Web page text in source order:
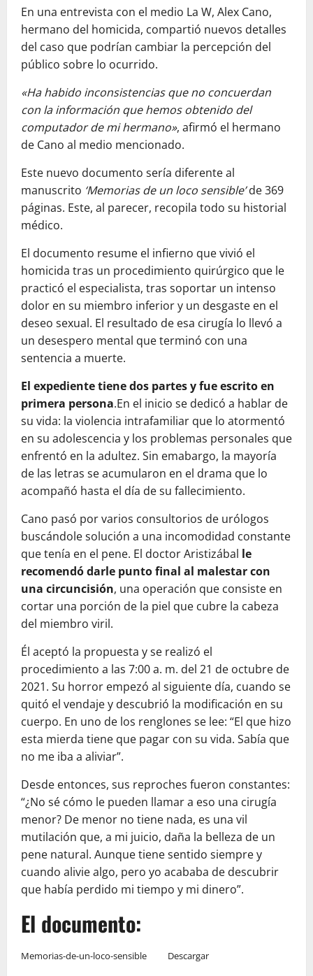
En una entrevista con el medio La W, Alex Cano,
hermano del homicida, compartió nuevos detalles
del caso que podrían cambiar la percepción del
público sobre lo ocurrido.
«Ha habido inconsistencias que no concuerdan
con la información que hemos obtenido del
computador de mi hermano», afirmó el hermano
de Cano al medio mencionado.
Este nuevo documento sería diferente al
manuscrito ‘Memorias de un loco sensible’de 369
páginas. Este, al parecer, recopila todo su historial
médico.
El documento resume el infierno que vivió el
homicida tras un procedimiento quirúrgico que le
practicó el especialista, tras soportar un intenso
dolor en su miembro inferior y un desgaste en el
deseo sexual. El resultado de esa cirugía lo llevó a
un desespero mental que terminó con una
sentencia a muerte.
El expediente tiene dos partes y fue escrito en
primera persona.En el inicio se dedicó a hablar de
su vida: la violencia intrafamiliar que lo atormentó
en su adolescencia y los problemas personales que
enfrentó en la adultez. Sin emabargo, la mayoría
de las letras se acumularon en el drama que lo
acompañó hasta el día de su fallecimiento.
Cano pasó por varios consultorios de urólogos
buscándole solución a una incomodidad constante
que tenía en el pene. El doctor Aristizábal le
recomendó darle punto final al malestar con
una circuncisión, una operación que consiste en
cortar una porción de la piel que cubre la cabeza
del miembro viril.
Él aceptó la propuesta y se realizó el
procedimiento a las 7:00 a. m. del 21 de octubre de
2021. Su horror empezó al siguiente día, cuando se
quitó el vendaje y descubrió la modificación en su
cuerpo. En uno de los renglones se lee: “El que hizo
esta mierda tiene que pagar con su vida. Sabía que
no me iba a aliviar”.
Desde entonces, sus reproches fueron constantes:
“¿No sé cómo le pueden llamar a eso una cirugía
menor? De menor no tiene nada, es una vil
mutilación que, a mi juicio, daña la belleza de un
pene natural. Aunque tiene sentido siempre y
cuando alivie algo, pero yo acababa de descubrir
que había perdido mi tiempo y mi dinero”.
El documento:
Memorias-de-un-loco-sensible Descargar